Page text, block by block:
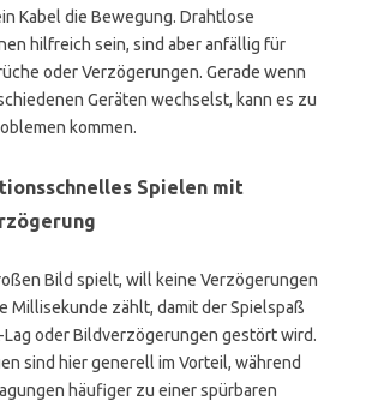
Kabel die Bewegung. Drahtlose
hilfreich sein, sind aber anfällig für
oder Verzögerungen. Gerade wenn
Geräten wechselst, kann es zu
kommen.
Spielen mit
Bild spielt, will keine Verzögerungen
Millisekunde zählt, damit der Spielspaß
oder Bildverzögerungen gestört wird.
sind hier generell im Vorteil, während
häufiger zu einer spürbaren